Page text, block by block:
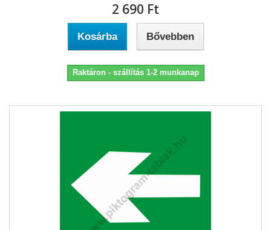
2 690 Ft‎
Kosárba Bővebben
Raktáron - szállítás 1-2 munkanap